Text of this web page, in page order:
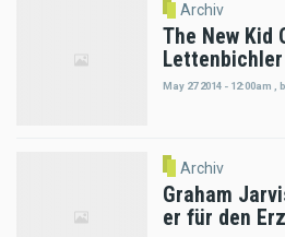
Archiv
The New Kid
Lettenbichler
May 27 2014 - 12:00am ,
Archiv
Graham
er für den